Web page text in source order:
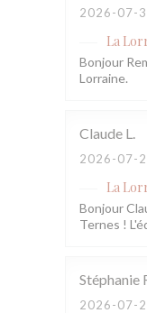
2026-07-
La
Bonjour
Lorraine.
Claude L
2026-07-
La
Bonjour
Ternes !
Stéphanie
2026-07-